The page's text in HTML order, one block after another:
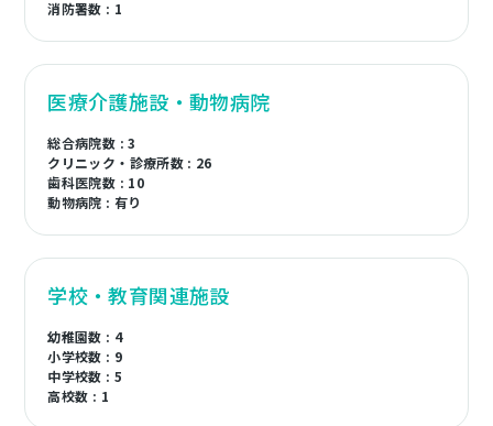
消防署数 : 1
医療介護施設・動物病院
総合病院数 : 3
クリニック・診療所数 : 26
歯科医院数 : 10
動物病院 : 有り
学校・教育関連施設
幼稚園数 : 4
小学校数 : 9
中学校数 : 5
高校数 : 1